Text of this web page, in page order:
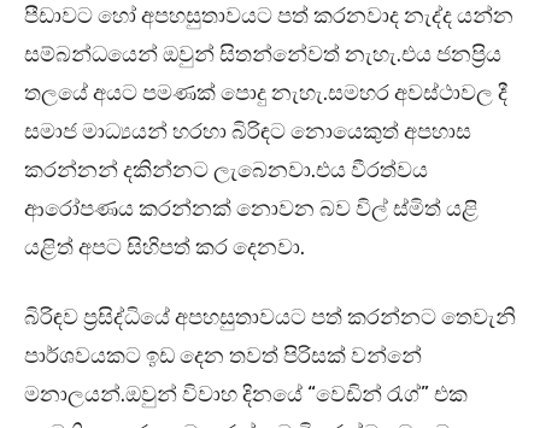
පීඩාවට හෝ අපහසුතාවයට පත් කරනවාද නැද්ද යන්න
සම්බන්ධයෙන් ඔවුන් සිතන්නේවත් නැහැ.එය ජනප්‍රිය
තලයේ අයට පමණක් පොදු නැහැ.සමහර අවස්ථාවල දී
සමාජ මාධ්‍යයන් හරහා බිරිඳට නොයෙකුත් අපහාස
කරන්නන් දකින්නට ලැබෙනවා.එය වීරත්වය
ආරෝපණය කරන්නක් නොවන බව විල් ස්මිත් යළි
යළිත් අපට සිහිපත් කර දෙනවා.
බිරිඳව ප්‍රසිද්ධියේ අපහසුතාවයට පත් කරන්නට තෙවැනි
පාර්ශවයකට ඉඩ දෙන තවත් පිරිසක් වන්නේ
මනාලයන්.ඔවුන් විවාහ දිනයේ “වෙඩින් රැග්” එක